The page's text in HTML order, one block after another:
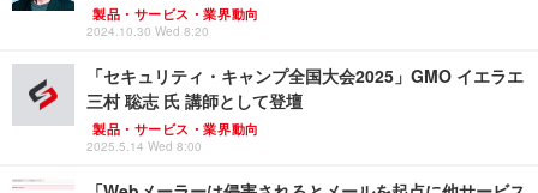
製品・サービス・業界動向
2024.10.30 Wed 8:20
「セキュリティ・キャンプ全国大会2025」GMO イエラエ
三村 聡志 氏 講師として登壇
製品・サービス・業界動向
2025.5.14 Wed 8:00